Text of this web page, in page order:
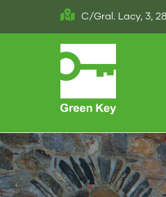
to
C/Gral. Lacy, 3,